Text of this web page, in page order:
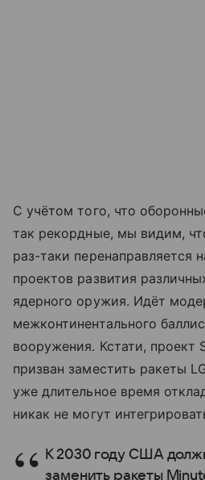
С учётом того, что
так рекордные, мы видим,
раз-таки перенаправляется
проектов развития
ядерного оружия. Идёт
межконтинентального
вооружения. Кстати, проект
призван заместить ракеты
уже длительное время
никак не могут
К 2030 году США
заменить ракеты